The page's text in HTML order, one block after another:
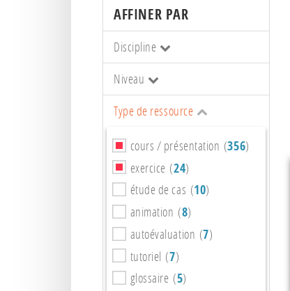
AFFINER PAR
Discipline
Niveau
Type de ressource
cours / présentation (356)
exercice (24)
étude de cas (10)
animation (8)
autoévaluation (7)
tutoriel (7)
glossaire (5)